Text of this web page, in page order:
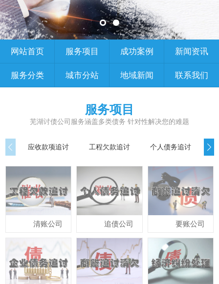
网站首页 服务项目 成功案例 新闻资讯
服务分类 城市分站 地域新闻 联系我们
服务项目
芜湖讨债公司服务涵盖多类债务 针对性解决您的难题
应收款项追讨 工程欠款追讨 个人债务追讨
清账公司 追债公司 要账公司